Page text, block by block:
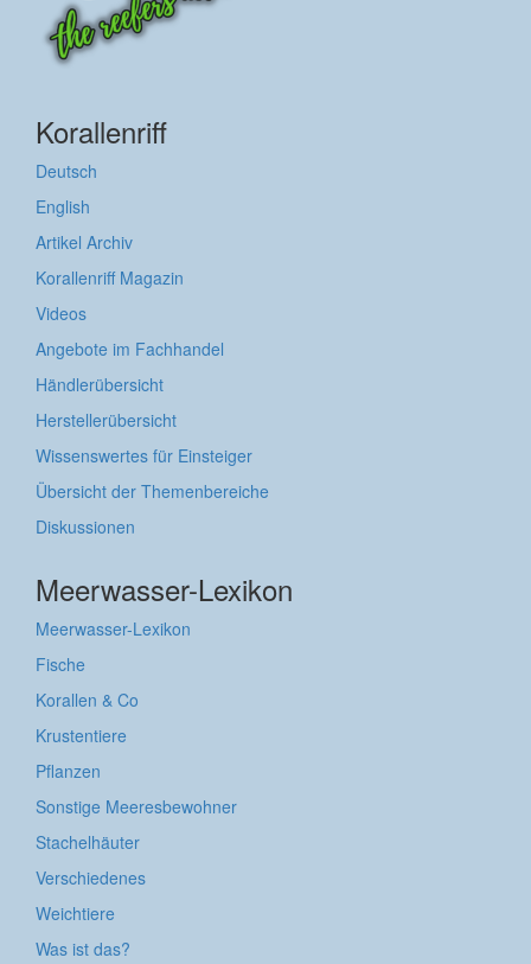
Korallenriff
Deutsch
English
Artikel Archiv
Korallenriff Magazin
Videos
Angebote im Fachhandel
Händlerübersicht
Herstellerübersicht
Wissenswertes für Einsteiger
Übersicht der Themenbereiche
Diskussionen
Meerwasser-Lexikon
Meerwasser-Lexikon
Fische
Korallen & Co
Krustentiere
Pflanzen
Sonstige Meeresbewohner
Stachelhäuter
Verschiedenes
Weichtiere
Was ist das?